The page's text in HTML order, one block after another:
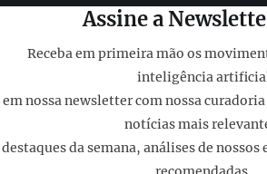
Assine a
Receba em primeira mão os
inteligência
em nossa newsletter com nossa
notícias mais
destaques da semana, análises de nossos